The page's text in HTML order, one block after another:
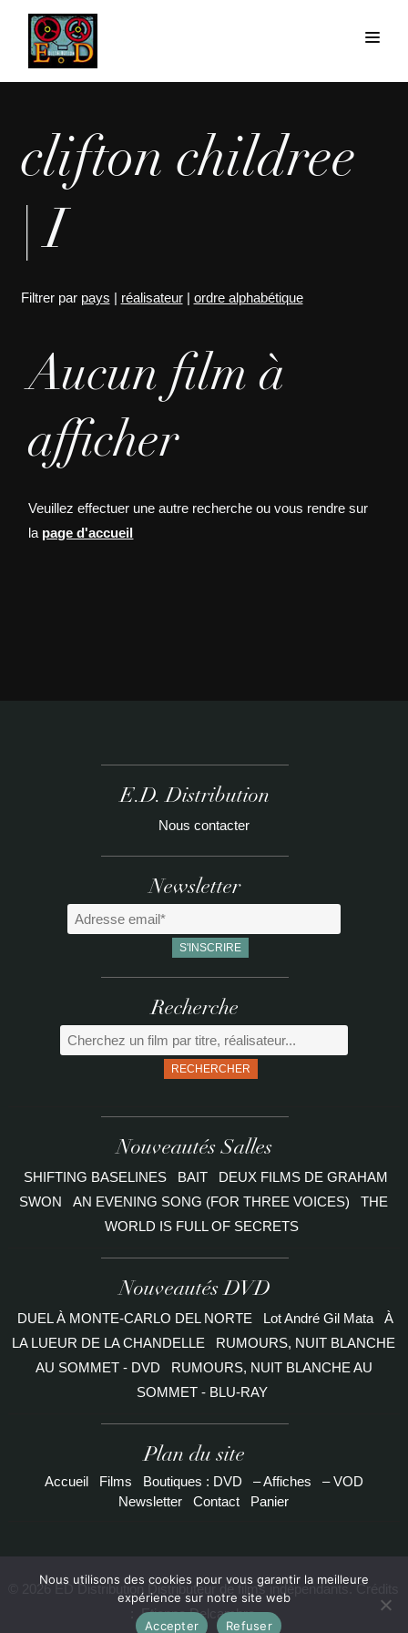
clifton childree
| I
Filtrer par pays | réalisateur| ordre alphabétique
Aucun film à
afficher
Veuillez effectuer une autre recherche ou vous rendre sur
la page d'accueil
E.D. Distribution
Nous contacter
Newsletter
Recherche
RECHERCHER
Nouveautés Salles
SHIFTING BASELINES BAIT
DEUX FILMS DE GRAHAM
SWON
AN EVENING SONG (FOR THREE VOICES)
THE
WORLD IS FULL OF SECRETS
Nouveautés DVD
DUEL À MONTE-CARLO DEL NORTE Lot André Gil Mata
À
LA LUEUR DE LA CHANDELLE
RUMOURS, NUIT BLANCHE
AU SOMMET - DVD
RUMOURS, NUIT BLANCHE AU
SOMMET - BLU-RAY
Plan du site
Accueil Films Boutiques : DVD – Affiches
– VOD
Newsletter
Contact Panier
© 2026 ED Distribution Distributeur de films indépendants. Crédits
Etienne Delcambre
Nous utilisons des cookies pour vous garantir la meilleure
expérience sur notre site web
Accepter
Refuser